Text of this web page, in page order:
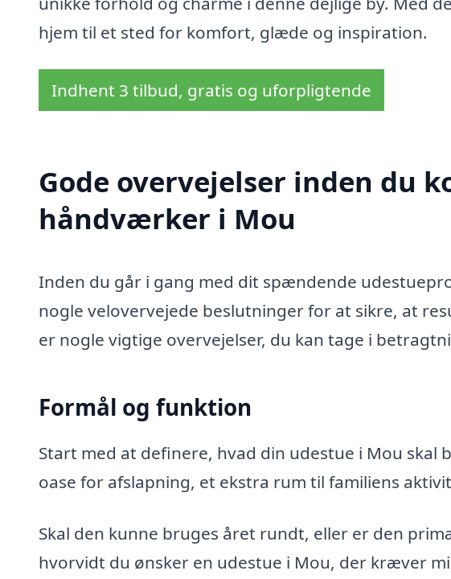
hjem til et sted for komfort, glæde og inspiration.
Indhent 3 tilbud, gratis og uforpligtende
Gode overvejelser inden du
håndværker i Mou
Inden du går i gang med dit spændende
nogle velovervejede beslutninger for at sikre, at
er nogle vigtige overvejelser, du kan tage i
Formål og funktion
Start med at definere, hvad din udestue i Mou skal
oase for afslapning, et ekstra rum til familiens
Skal den kunne bruges året rundt, eller er den
hvorvidt du ønsker en udestue i Mou, der kræver